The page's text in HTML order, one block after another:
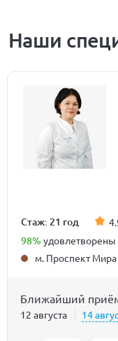
Наши
Стаж: 21 год
98% удовлетворены
м. Проспект Мира
Ближайший
12 августа 14